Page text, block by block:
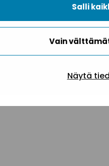
Vain
Salli
Näytä